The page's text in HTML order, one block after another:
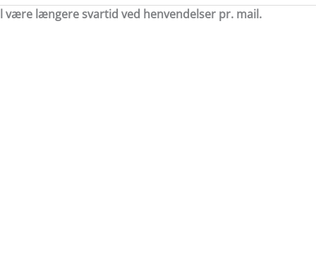
være længere svartid ved henvendelser pr. mail.